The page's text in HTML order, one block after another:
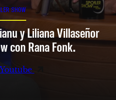
SHOW
y Liliana Villaseñor
con Rana Fonk.